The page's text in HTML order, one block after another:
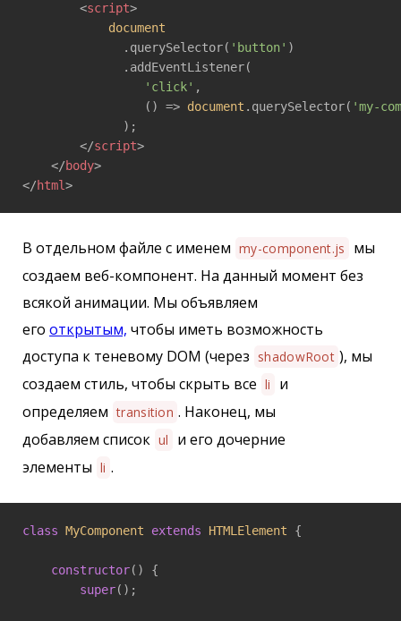
<script>
document
              .querySelector(
'button' )
              .addEventListener(
'click' ,
                 () =>
document .querySelector( 'my-
              );
</script>
</body>
</html>
В отдельном файле с именем my-component.js
мы
создаем веб-компонент. На данный момент без
всякой анимации. Мы объявляем
его открытым, чтобы иметь возможность
доступа к теневому DOM (через shadowRoot ), мы
создаем стиль, чтобы скрыть все li
и
определяем transition . Наконец, мы
добавляем список ul
и его дочерние
элементы li .
class MyComponent extends HTMLElement {
constructor() {
super();